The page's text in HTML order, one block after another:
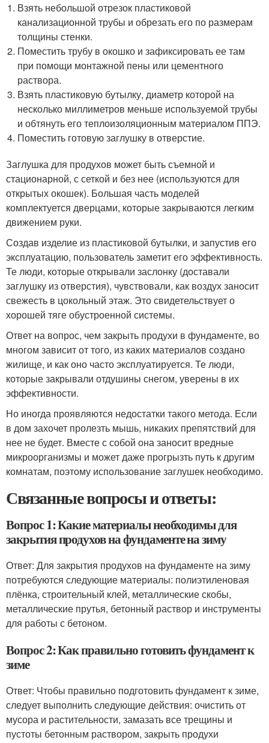
Взять небольшой отрезок пластиковой
канализационной трубы и обрезать его по размерам
толщины стенки.
Поместить трубу в окошко и зафиксировать ее там
при помощи монтажной пены или цементного
раствора.
Взять пластиковую бутылку, диаметр которой на
несколько миллиметров меньше используемой трубы
и обтянуть его теплоизоляционным материалом ППЭ.
Поместить готовую заглушку в отверстие.
Заглушка для продухов может быть съемной и
стационарной, с сеткой и без нее (используются для
открытых окошек). Большая часть моделей
комплектуется дверцами, которые закрываются легким
движением руки.
Создав изделие из пластиковой бутылки, и запустив его
эксплуатацию, пользователь заметит его эффективность.
Те люди, которые открывали заслонку (доставали
заглушку из отверстия), чувствовали, как воздух заносит
свежесть в цокольный этаж. Это свидетельствует о
хорошей тяге обустроенной системы.
Ответ на вопрос, чем закрыть продухи в фундаменте, во
многом зависит от того, из каких материалов создано
жилище, и как оно часто эксплуатируется. Те люди,
которые закрывали отдушины снегом, уверены в их
эффективности.
Но иногда проявляются недостатки такого метода. Если
в дом захочет пролезть мышь, никаких препятствий для
нее не будет. Вместе с собой она заносит вредные
микроорганизмы и может даже прогрызть путь к другим
комнатам, поэтому использование заглушек необходимо.
Связанные вопросы и ответы:
Вопрос 1: Какие материалы необходимы для
закрытия продухов на фундаменте на зиму
Ответ: Для закрытия продухов на фундаменте на зиму
потребуются следующие материалы: полиэтиленовая
плёнка, строительный клей, металлические скобы,
металлические прутья, бетонный раствор и инструменты
для работы с бетоном.
Вопрос 2: Как правильно готовить фундамент к
зиме
Ответ: Чтобы правильно подготовить фундамент к зиме,
следует выполнить следующие действия: очистить от
мусора и растительности, замазать все трещины и
пустоты бетонным раствором, закрыть продухи